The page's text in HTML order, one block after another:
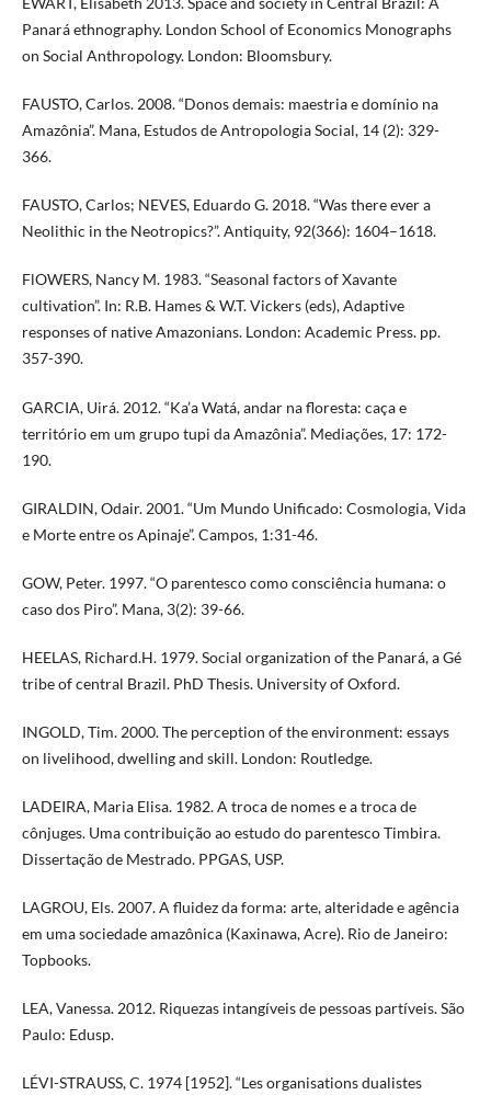
Panará ethnography. London School of Economics Monographs
on Social Anthropology. London: Bloomsbury.
FAUSTO, Carlos. 2008. “Donos demais: maestria e domínio na
Amazônia”. Mana, Estudos de Antropologia Social, 14 (2): 329-
366.
FAUSTO, Carlos; NEVES, Eduardo G. 2018. “Was there ever a
Neolithic in the Neotropics?”. Antiquity, 92(366): 1604–1618.
FlOWERS, Nancy M. 1983. “Seasonal factors of Xavante
cultivation”. In: R.B. Hames & W.T. Vickers (eds), Adaptive
responses of native Amazonians. London: Academic Press. pp.
357-390.
GARCIA, Uirá. 2012. “Ka’a Watá, andar na floresta: caça e
território em um grupo tupi da Amazônia”. Mediações, 17: 172-
190.
GIRALDIN, Odair. 2001. “Um Mundo Unificado: Cosmologia, Vida
e Morte entre os Apinaje”. Campos, 1:31-46.
GOW, Peter. 1997. “O parentesco como consciência humana: o
caso dos Piro”. Mana, 3(2): 39-66.
HEELAS, Richard.H. 1979. Social organization of the Panará, a Gé
tribe of central Brazil. PhD Thesis. University of Oxford.
INGOLD, Tim. 2000. The perception of the environment: essays
on livelihood, dwelling and skill. London: Routledge.
LADEIRA, Maria Elisa. 1982. A troca de nomes e a troca de
cônjuges. Uma contribuição ao estudo do parentesco Timbira.
Dissertação de Mestrado. PPGAS, USP.
LAGROU, Els. 2007. A fluidez da forma: arte, alteridade e agência
em uma sociedade amazônica (Kaxinawa, Acre). Rio de Janeiro:
Topbooks.
LEA, Vanessa. 2012. Riquezas intangíveis de pessoas partíveis. São
Paulo: Edusp.
LÉVI-STRAUSS, C. 1974 [1952]. “Les organisations dualistes